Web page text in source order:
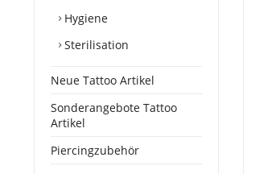
Hygiene
Sterilisation
Neue Tattoo Artikel
Sonderangebote Tattoo
Artikel
Piercingzubehör